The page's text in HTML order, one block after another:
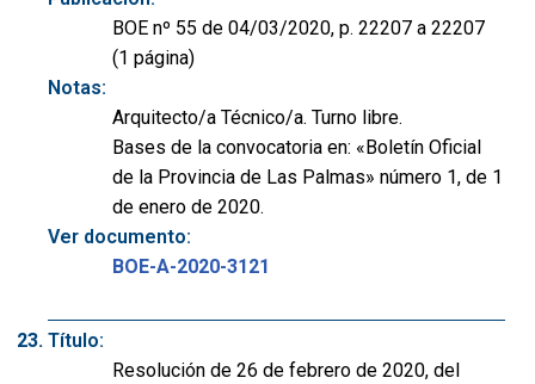
BOE nº 55 de 04/03/2020, p. 22207 a 22207
(1 página)
Notas:
Arquitecto/a Técnico/a. Turno libre.
Bases de la convocatoria en: «Boletín Oficial
de la Provincia de Las Palmas» número 1, de 1
de enero de 2020.
Ver documento:
BOE-A-2020-3121
Título:
Resolución de 26 de febrero de 2020, del